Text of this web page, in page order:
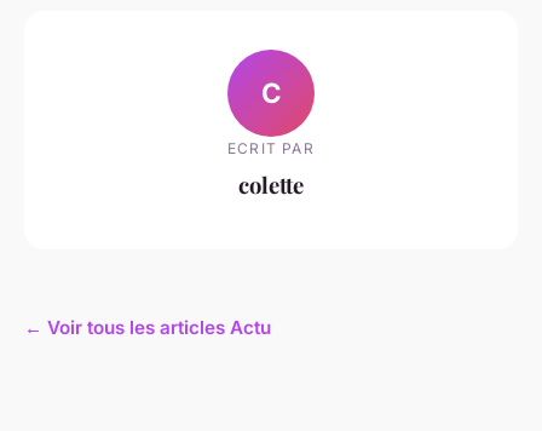
C
ECRIT PAR
colette
← Voir tous les articles Actu